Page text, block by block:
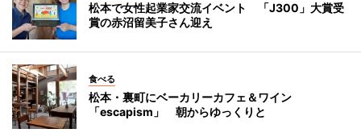
松本で女性起業家交流イベント 「J300」大賞受
賞の赤沼留美子さん迎え
食べる
松本・裏町にベーカリーカフェ＆ワイン
「escapism」 朝からゆっくりと